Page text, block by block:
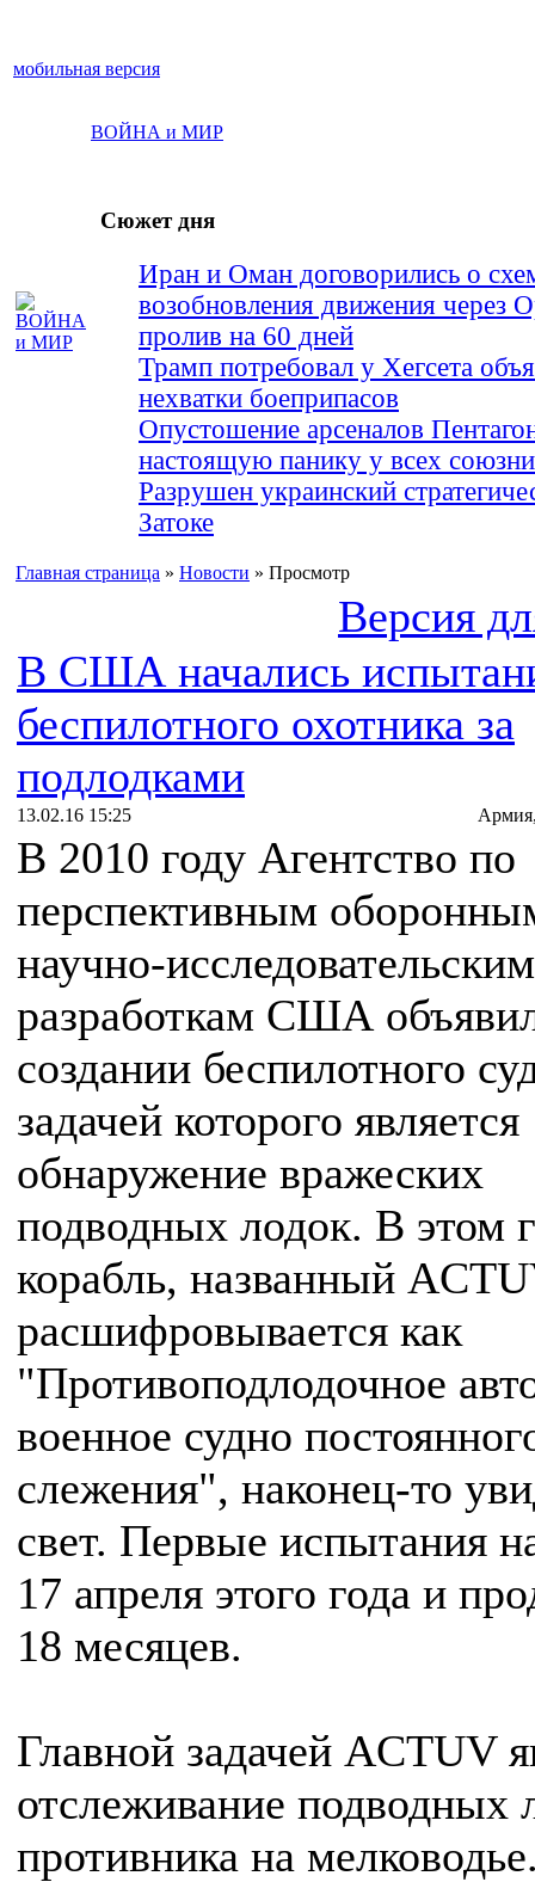
мобильная версия
ВОЙНА и МИР
Сюжет дня
Иран и Оман договорились о
возобновления движения через
пролив на 60 дней
Трамп потребовал у Хегсета
нехватки боеприпасов
Опустошение арсеналов
настоящую панику у всех
Разрушен украинский
Затоке
Главная страница » Новости » Просмотр
Версия
В США начались
беспилотного охотника за
подлодками
13.02.16 15:25
В 2010 году Агентство по
перспективным
научно-исследовательским
разработкам США
создании беспилотного
задачей которого является
обнаружение вражеских
подводных лодок. В этом
корабль, названный
расшифровывается как
"Противоподлодочное
военное судно
слежения", наконец-то
свет. Первые испытания
17 апреля этого года и
18 месяцев.
Главной задачей ACTUV
отслеживание подводных
противника на